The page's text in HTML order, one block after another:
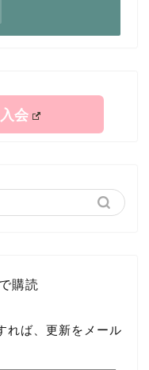
会
購読
れば、更新をメール